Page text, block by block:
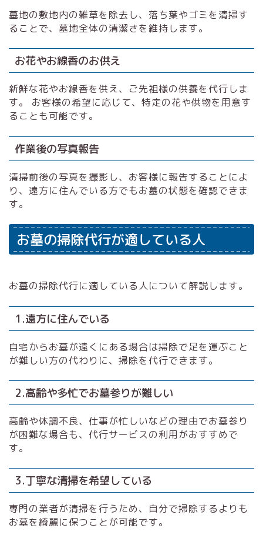
墓地の敷地内の雑草を除去し、落ち葉やゴミを清掃す
ることで、墓地全体の清潔さを維持します。
お花やお線香のお供え
新鮮な花やお線香を供え、ご先祖様の供養を代行しま
す。 お客様の希望に応じて、特定の花や供物を用意す
ることも可能です。
作業後の写真報告
清掃前後の写真を撮影し、お客様に報告することによ
り、遠方に住んでいる方でもお墓の状態を確認できま
す。
お墓の掃除代行が適している人
お墓の掃除代行に適している人について解説します。
1.遠方に住んでいる
自宅からお墓が遠くにある場合は掃除で足を運ぶこと
が難しい方の代わりに、掃除を代行できます。
2.高齢や多忙でお墓参りが難しい
高齢や体調不良、仕事が忙しいなどの理由でお墓参り
が困難な場合も、代行サービスの利用がおすすめで
す。
3.丁寧な清掃を希望している
専門の業者が清掃を行うため、自分で掃除するよりも
お墓を綺麗に保つことが可能です。